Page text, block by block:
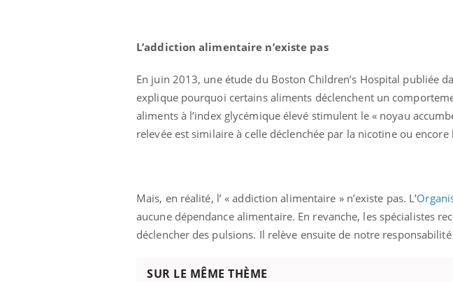
L’addiction alimentaire n’existe pas
En juin 2013, une étude du Boston Children’s Hospital publiée
explique pourquoi certains aliments déclenchent un
aliments à l’index glycémique élevé stimulent le « noyau
relevée est similaire à celle déclenchée par la nicotine ou encore
Mais, en réalité, l’ « addiction alimentaire » n’existe pas. L’
aucune dépendance alimentaire. En revanche, les spécialistes
déclencher des pulsions. Il relève ensuite de notre responsabilité
SUR LE MÊME THÈME